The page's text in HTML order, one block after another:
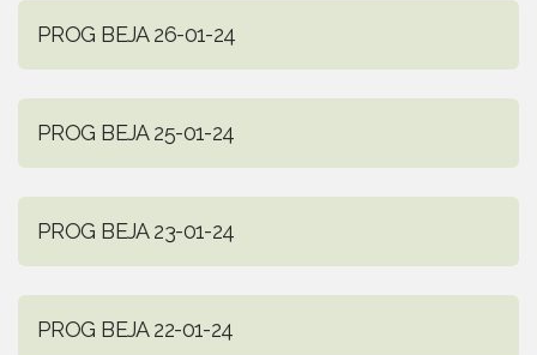
PROG BEJA 26-01-24
PROG BEJA 25-01-24
PROG BEJA 23-01-24
PROG BEJA 22-01-24